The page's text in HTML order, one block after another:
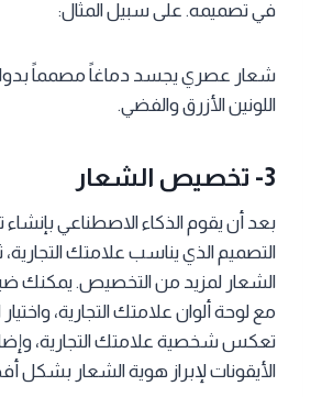
في تصميمه. على سبيل المثال:
شعار عصري يجسد دماغاً مصمماً
اللونين الأزرق والفضي.
3- تخصيص الشعار
بعد أن يقوم الذكاء الاصطناعي بإنشاء
التصميم الذي يناسب علامتك
الشعار لمزيد من التخصيص. يمكنك
مع لوحة ألوان علامتك التجارية،
تعكس شخصية علامتك التجارية،
الأيقونات لإبراز هوية الشعار بشكل